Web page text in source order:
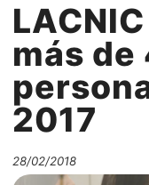
más de
2017
28/02/2018